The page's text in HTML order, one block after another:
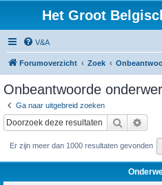
Het Groot
V&A
Forumoverzicht Zoek
Onbeantwoorde
Ga naar uitgebreid zoeken
Zoek
Er zijn meer dan 1000 resultaten gevonden